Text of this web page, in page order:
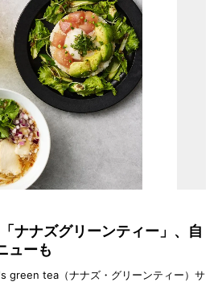
ナナズグリーンティー」、自
ューも
green tea（ナナズ・グリーンティー）サ